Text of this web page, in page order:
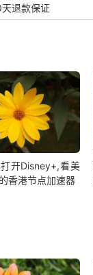
退款保证
开Disney+,看美
香港节点加速器